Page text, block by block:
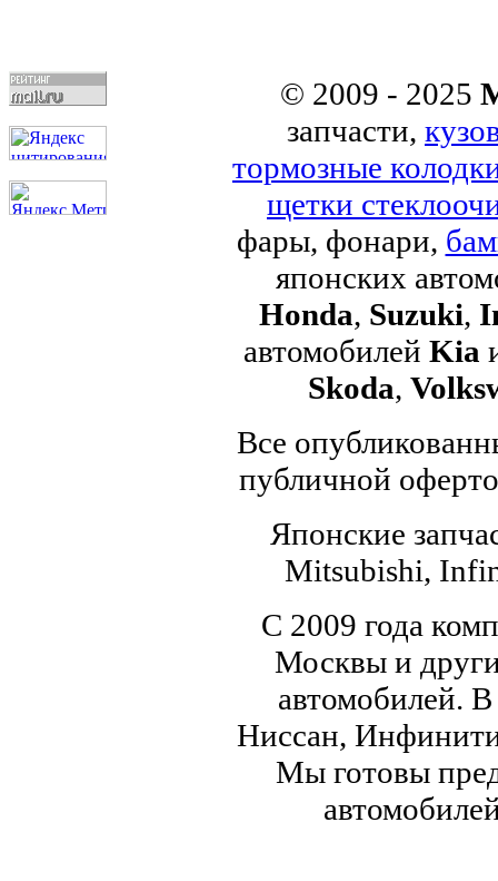
© 2009 - 2025
запчасти,
тормозные
щетки
фары, фонари,
японских
Honda, Suzuki,
автомобилей Kia
Skoda,
Все
публичной
Японские
Mitsubishi,
С 2009 года
Москвы и
автомобилей.
Ниссан,
Мы готовы